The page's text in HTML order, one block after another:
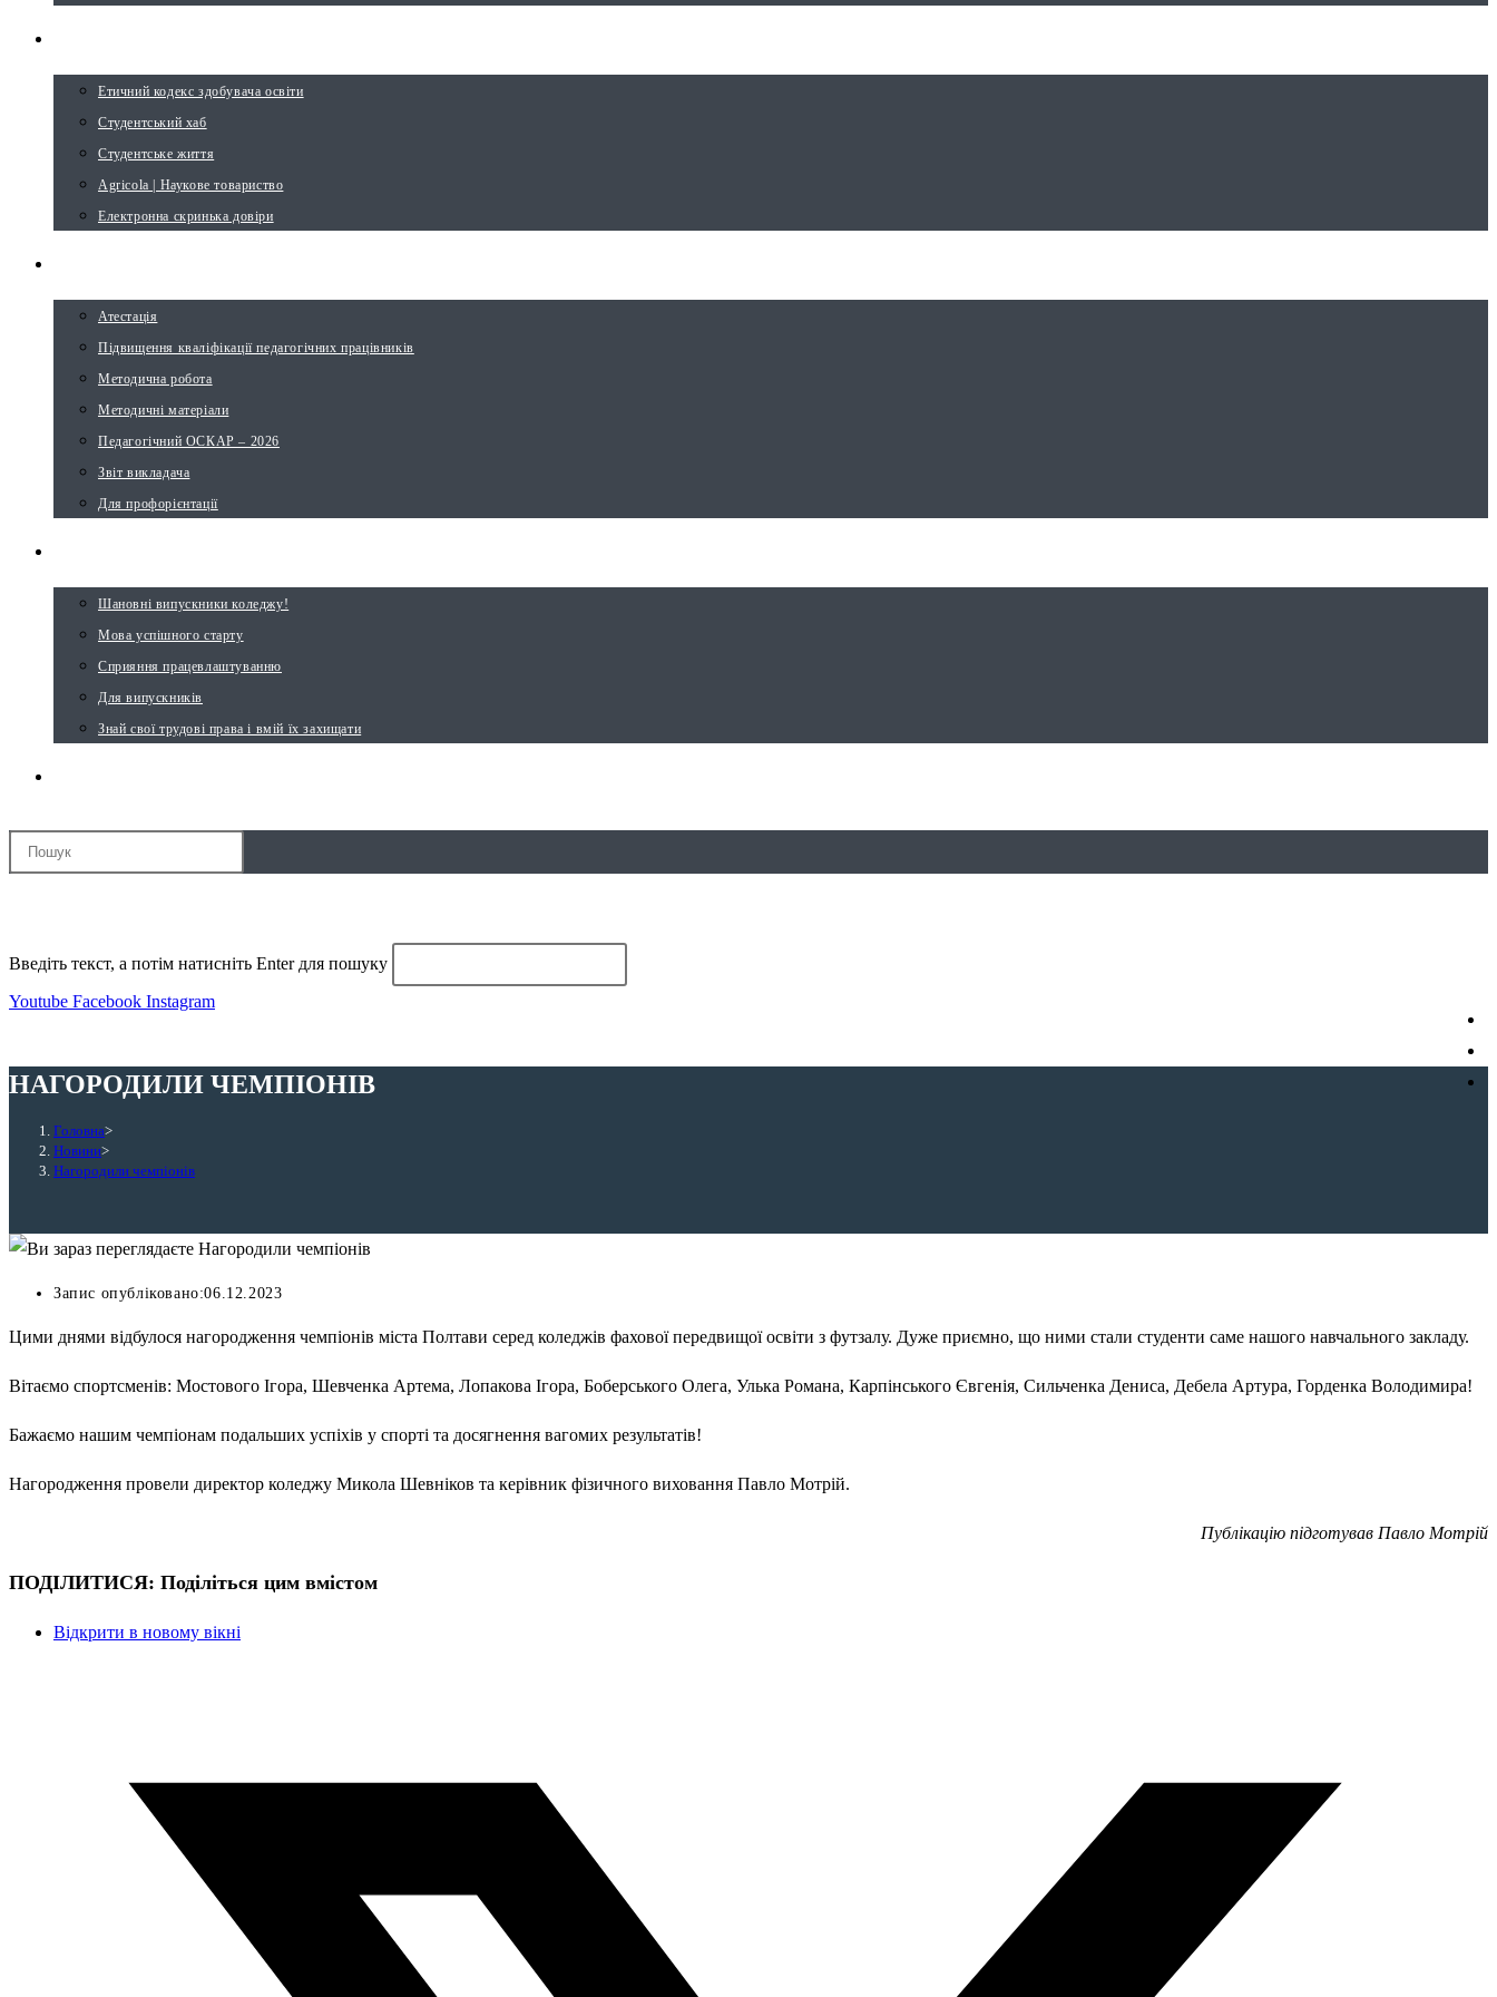
Етичний кодекс здобувача освіти
Студентський хаб
Студентське життя
Agricola | Наукове товариство
Електронна скринька довіри
Атестація
Підвищення кваліфікації педагогічних працівників
Методична робота
Методичні матеріали
Педагогічний ОСКАР – 2026
Звіт викладача
Для профорієнтації
Шановні випускники коледжу!
Мова успішного старту
Сприяння працевлаштуванню
Для випускників
Знай свої трудові права і вмій їх захищати
Введіть текст, а потім натисніть Enter для пошуку
Youtube Facebook Instagram
НАГОРОДИЛИ ЧЕМПІОНІВ
Головна>
Новини>
Нагородили чемпіонів
Запис опубліковано:06.12.2023
Цими днями відбулося нагородження чемпіонів міста Полтави серед коледжів фахової передвищої освіти з футзалу. Дуже приємно, що ними стали студенти саме нашого навчального закладу.
Вітаємо спортсменів: Мостового Ігора, Шевченка Артема, Лопакова Ігора, Боберського Олега, Улька Романа, Карпінського Євгенія, Сильченка Дениса, Дебела Артура, Горденка Володимира!
Бажаємо нашим чемпіонам подальших успіхів у спорті та досягнення вагомих результатів!
Нагородження провели директор коледжу Микола Шевніков та керівник фізичного виховання Павло Мотрій.
Публікацію підготував Павло Мотрій
ПОДІЛИТИСЯ: Поділіться цим вмістом
Відкрити в новому вікні